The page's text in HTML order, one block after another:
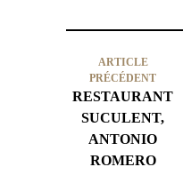
ARTICLE
PRÉCÉDENT
RESTAURANT
SUCULENT,
ANTONIO
ROMERO